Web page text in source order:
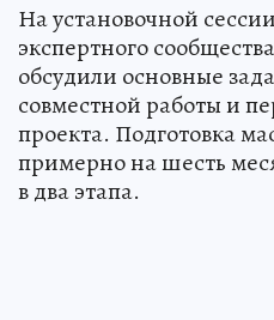
На установочной
экспертного
обсудили основные
совместной работы и
проекта. Подготовка
примерно на шесть
в два этапа.